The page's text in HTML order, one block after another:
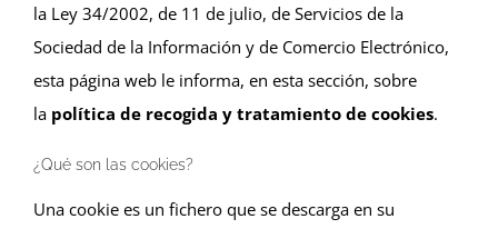
la Ley 34/2002, de 11 de julio, de Servicios de la
Sociedad de la Información y de Comercio Electrónico,
esta página web le informa, en esta sección, sobre
la política de recogida y tratamiento de cookies.
¿Qué son las cookies?
Una cookie es un fichero que se descarga en su